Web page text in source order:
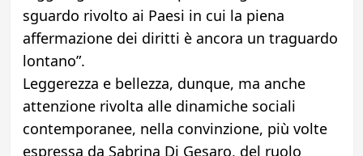
sguardo rivolto ai Paesi in cui la piena
affermazione dei diritti è ancora un traguardo
lontano”.
Leggerezza e bellezza, dunque, ma anche
attenzione rivolta alle dinamiche sociali
contemporanee, nella convinzione, più volte
espressa da Sabrina Di Gesaro, del ruolo